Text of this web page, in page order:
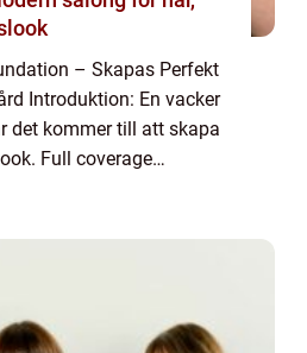
– Skapas Perfekt
Introduktion: En vacker
det kommer till att skapa
Full coverage